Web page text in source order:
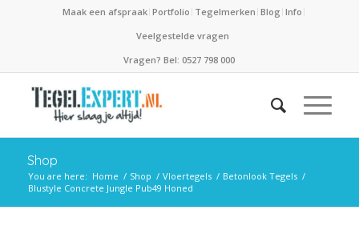
Maak een afspraak Portfolio Tegelmerken Blog Info
Veelgestelde vragen
Vragen? Bel: 0527 798 000
Shop
You are here: Home / Shop / Vloertegels / Betonlook Tegels /
Blustyle Concrete Jungle Pub49 Honed